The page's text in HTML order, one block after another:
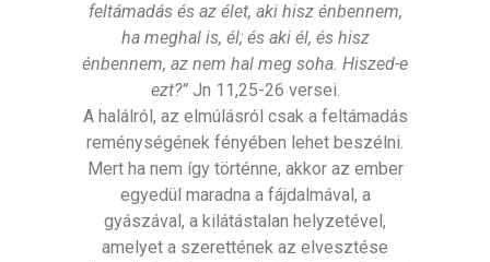
feltámadás és az élet, aki hisz énbennem,
ha meghal is, él; és aki él, és hisz
énbennem, az nem hal meg soha. Hiszed-e
ezt?”Jn 11,25-26 versei.
A halálról, az elmúlásról csak a feltámadás
reménységének fényében lehet beszélni.
Mert ha nem így történne, akkor az ember
egyedül maradna a fájdalmával, a
gyászával, a kilátástalan helyzetével,
amelyet a szerettének az elvesztése